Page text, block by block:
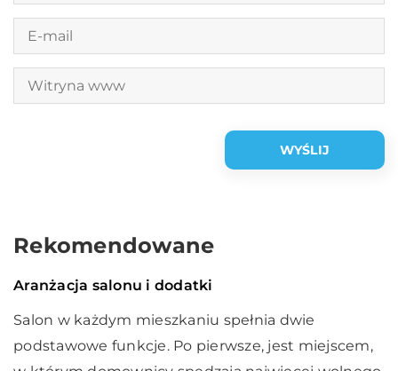
Rekomendowane
Dom i wnętrze
Aranżacja salonu i dodatki
Salon w każdym mieszkaniu spełnia dwie
podstawowe funkcje. Po pierwsze, jest miejscem,